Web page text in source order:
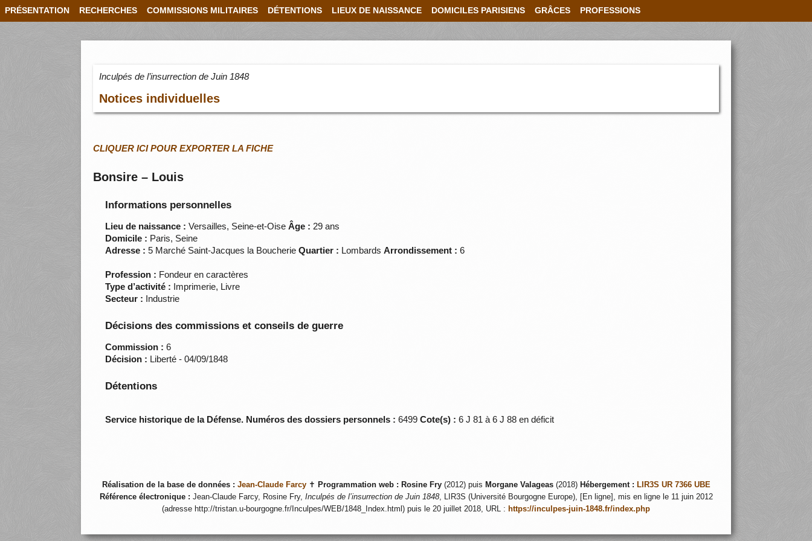
PRÉSENTATION RECHERCHES COMMISSIONS MILITAIRES DÉTENTIONS LIEUX DE NAISSANCE DOMICILES PARISIENS GRÂCES PROFESSIONS
Inculpés de l’insurrection de Juin 1848
Notices individuelles
CLIQUER ICI POUR EXPORTER LA FICHE
Bonsire – Louis
Informations personnelles
Lieu de naissance : Versailles, Seine-et-Oise Âge : 29 ans
Domicile : Paris, Seine
Adresse : 5 Marché Saint-Jacques la BoucherieQuartier : LombardsArrondissement : 6
Profession : Fondeur en caractères
Type d’activité : Imprimerie, Livre
Secteur : Industrie
Décisions des commissions et conseils de guerre
Commission : 6
Décision : Liberté - 04/09/1848
Détentions
Service historique de la Défense. Numéros des dossiers personnels :6499Cote(s) : 6 J 81 à 6 J 88 en déficit
Réalisation de la base de données : Jean-Claude Farcy✝ Programmation web : Rosine Fry(2012) puis Morgane Valageas(2018) Hébergement : LIR3S UR 7366 UBE
Référence électronique : Jean-Claude Farcy, Rosine Fry, Inculpés de l’insurrection de Juin 1848, LIR3S (Université Bourgogne Europe), [En ligne], mis en ligne le 11 juin 2012
(adresse http://tristan.u-bourgogne.fr/Inculpes/WEB/1848_Index.html) puis le 20 juillet 2018, URL : https://inculpes-juin-1848.fr/index.php